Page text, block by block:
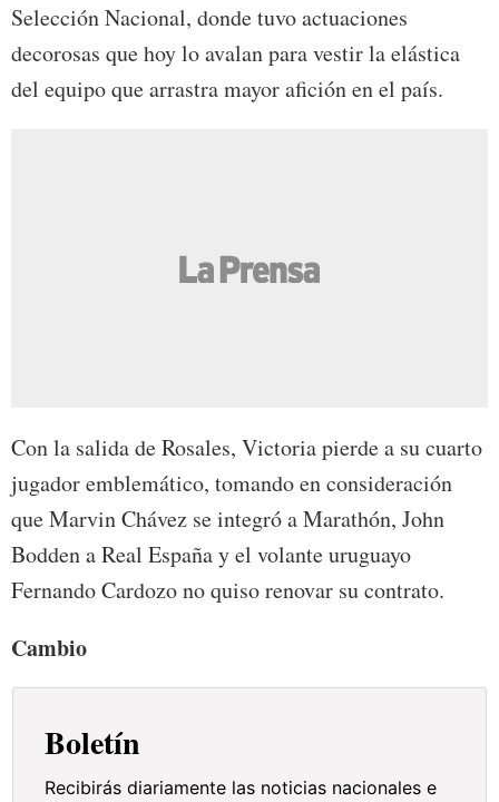
Selección Nacional, donde tuvo actuaciones
decorosas que hoy lo avalan para vestir la elástica
del equipo que arrastra mayor afición en el país.
Con la salida de Rosales, Victoria pierde a su cuarto
jugador emblemático, tomando en consideración
que Marvin Chávez se integró a Marathón, John
Bodden a Real España y el volante uruguayo
Fernando Cardozo no quiso renovar su contrato.
Cambio
Boletín
Recibirás diariamente las noticias nacionales e